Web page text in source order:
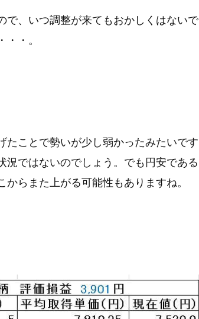
で、いつ調整が来てもおかしくはないで
・。
たことで勢いが少し弱かったみたいです
況ではないのでしょう。でも円安である
らまた上がる可能性もありますね。